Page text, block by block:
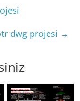
dwg projesi →